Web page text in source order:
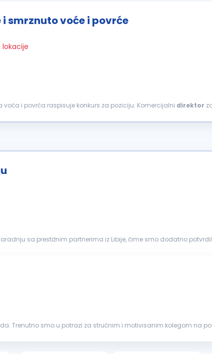
smrznuto voće i povrće
lokacije
i povrća raspisuje konkurs za poziciju: Komercijalni direktor
sa prestižnim partnerima iz Libije, čime smo dodatno
Trenutno smo u potrazi za stručnim i motivisanim kolegom na